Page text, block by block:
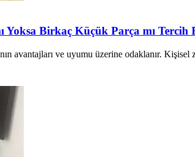
Yoksa Birkaç Küçük Parça mı Tercih
avantajları ve uyumu üzerine odaklanır.